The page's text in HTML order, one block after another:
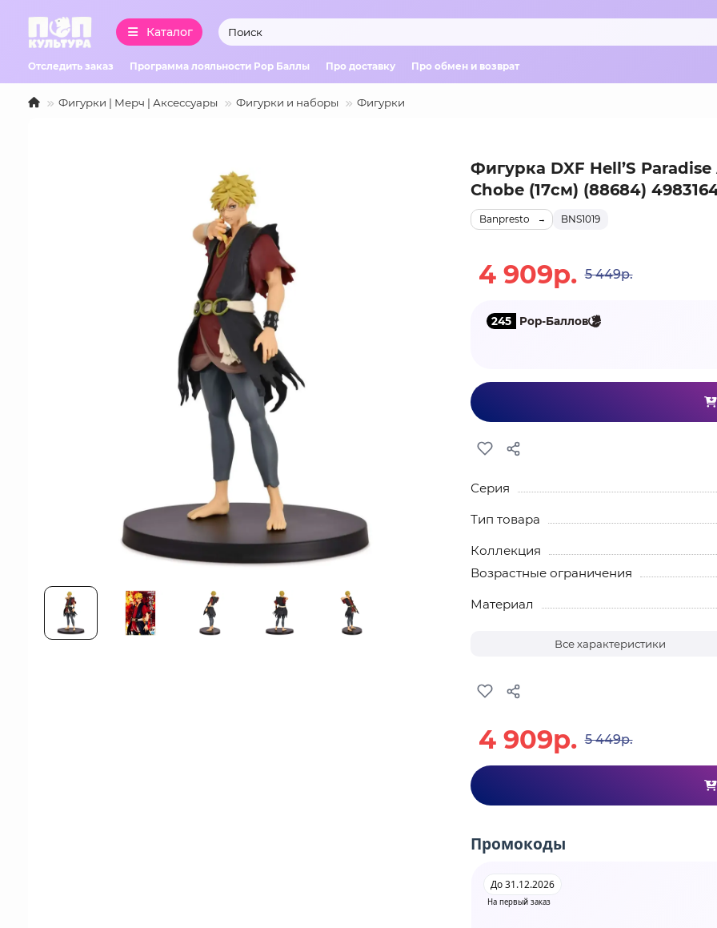
Каталог
Отследить заказ Программа лояльности Pop Баллы Про доставку Про обмен и возврат
Фигурки | Мерч | Аксессуары Фигурки и наборы Фигурки
Фигурка DXF Hell’S Paradise
Chobe (17см) (88684)
BNS1019
Banpresto
4 909р. 5 449р.
245 Pop-Баллов
Серия
Тип товара
Коллекция
Возрастные ограничения
Материал
Все характеристики
4 909р. 5 449р.
Промокоды
На первый заказ
До 31.12.2026